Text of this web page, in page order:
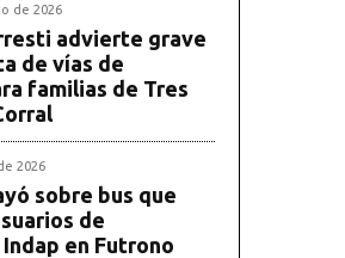
de 2026
advierte grave
de vías de
familias de Tres
2026
sobre bus que
de
en Futrono